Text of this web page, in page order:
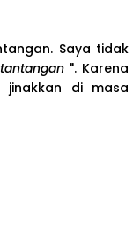
Saya tidak
tantangan ". Karena
di masa